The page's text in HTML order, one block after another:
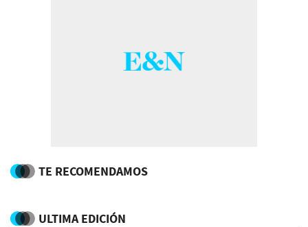
TE RECOMENDAMOS
ULTIMA EDICIÓN